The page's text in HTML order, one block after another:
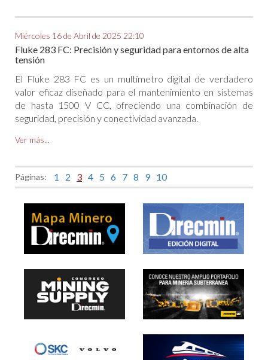
Miércoles 16 de Abril de 2025 22:10
Fluke 283 FC: Precisión y seguridad para entornos de alta
tensión
El Fluke 283 FC es un multímetro digital de verdadero
valor eficaz diseñado para el mantenimiento en sistemas
de hasta 1500 V CC, ofreciendo una combinación de
seguridad, precisión y conectividad avanzada.
Ver más...
Páginas: 1 2 3 4 5 6 7 8 9 10